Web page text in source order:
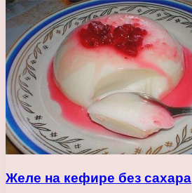
Желе на кефире без сахара